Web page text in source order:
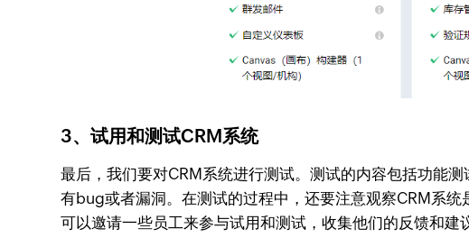
3、试用和测试CRM系统
最后，我们要对CRM系统进行测试。测试的内容包括功能
有bug或者漏洞。在测试的过程中，还要注意观察CRM系
可以邀请一些员工来参与试用和测试，收集他们的反馈和